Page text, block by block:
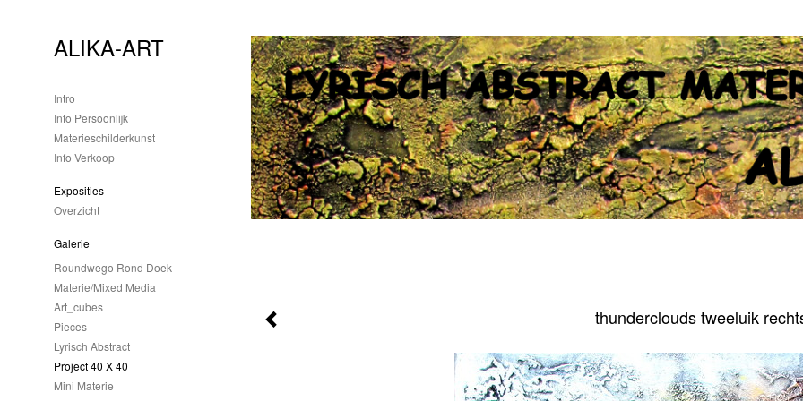
thunderclouds tweeluik
ALIKA-ART
Intro
Info Persoonlijk
Materieschilderkunst
Info Verkoop
Exposities
Overzicht
Galerie
Roundwego Rond Doek
Materie/mixed Media
Art_cubes
Pieces
Lyrisch Abstract
Project 40 X 40
Mini Materie